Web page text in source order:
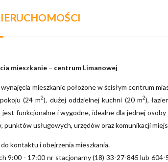
mieszkanie – centrum Limanowej
mieszkanie położone w ścisłym centrum
(24 m2), dużej oddzielnej kuchni (20 m2),
jest funkcjonalne i wygodne, idealne dla jednej osoby
punktów usługowych, urzędów oraz komunikacji
do kontaktu i obejrzenia mieszkania.
9:00 - 17:00 nr stacjonarny (18) 33-27-845 lub